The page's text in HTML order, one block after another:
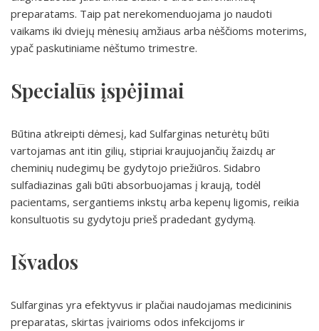
preparatams. Taip pat nerekomenduojama jo naudoti
vaikams iki dviejų mėnesių amžiaus arba nėščioms moterims,
ypač paskutiniame nėštumo trimestre.
Specialūs įspėjimai
Būtina atkreipti dėmesį, kad Sulfarginas neturėtų būti
vartojamas ant itin gilių, stipriai kraujuojančių žaizdų ar
cheminių nudegimų be gydytojo priežiūros. Sidabro
sulfadiazinas gali būti absorbuojamas į kraują, todėl
pacientams, sergantiems inkstų arba kepenų ligomis, reikia
konsultuotis su gydytoju prieš pradedant gydymą.
Išvados
Sulfarginas yra efektyvus ir plačiai naudojamas medicininis
preparatas, skirtas įvairioms odos infekcijoms ir